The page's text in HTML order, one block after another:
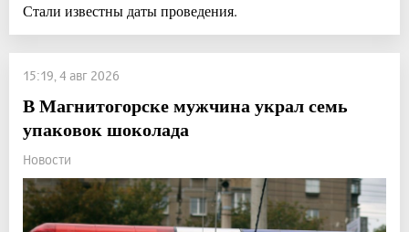
Стали известны даты проведения.
15:19, 4 авг 2026
В Магнитогорске мужчина украл семь
упаковок шоколада
Новости